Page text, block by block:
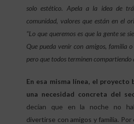
solo estético. Apela a la idea de
comunidad, valores que están en el
“Lo que queremos es que la gente se
Que pueda venir con amigos, familia o
pero que todos terminen compartiendo
En esa misma línea, el proyecto
una necesidad concreta del
decían que en la noche no
divertirse con amigos y familia.